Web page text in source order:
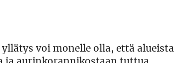
voi monelle olla, että alueista